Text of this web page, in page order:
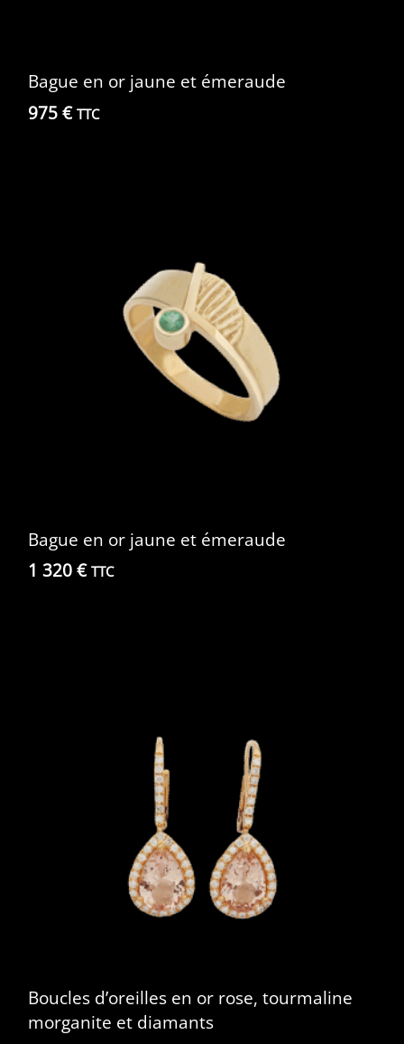
Bague en or jaune et émeraude
975 € TTC
Bague en or jaune et émeraude
1 320 € TTC
Boucles d’oreilles en or rose, tourmaline
morganite et diamants